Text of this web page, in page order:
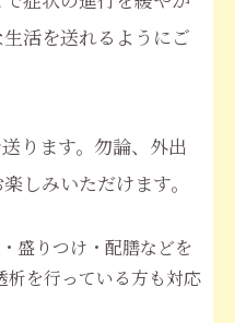
活を送れるようにご
ります。勿論、外出
しみいただけます。
盛りつけ・配膳などを
析を行っている方も対応